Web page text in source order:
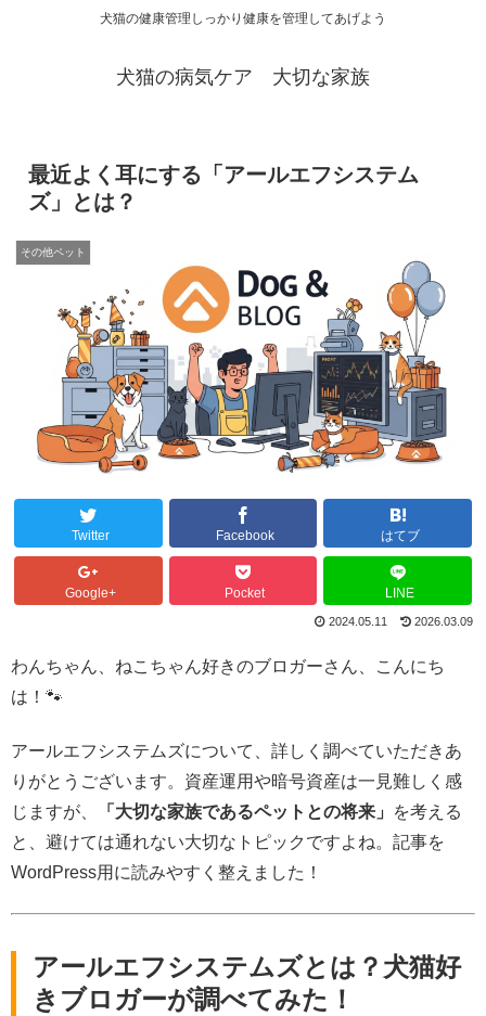
犬猫の健康管理しっかり健康を管理してあげよう
犬猫の病気ケア 大切な家族
最近よく耳にする「アールエフシステム
ズ」とは？
その他ペット
Twitter Facebook はてブ
Google+ Pocket LINE
2024.05.11 2026.03.09
わんちゃん、ねこちゃん好きのブロガーさん、こんにち
は！🐾
アールエフシステムズについて、詳しく調べていただきあ
りがとうございます。資産運用や暗号資産は一見難しく感
じますが、
「大切な家族であるペットとの将来」
を考える
と、避けては通れない大切なトピックですよね。記事を
WordPress用に読みやすく整えました！
アールエフシステムズとは？犬猫好
きブロガーが調べてみた！